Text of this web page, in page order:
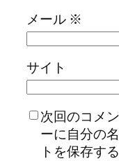
メール ※
サイト
次回のコメ
ーに自分の
トを保存する